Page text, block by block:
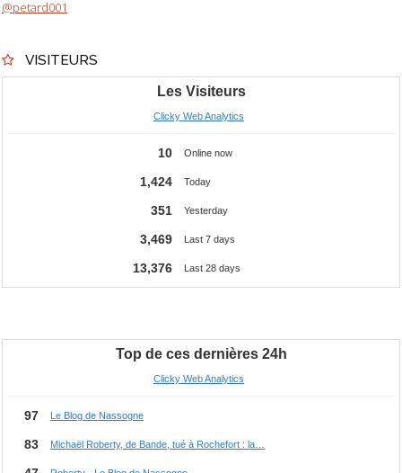
@petard001
VISITEURS